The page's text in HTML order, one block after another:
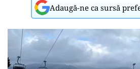
Adaugă-ne ca sursă